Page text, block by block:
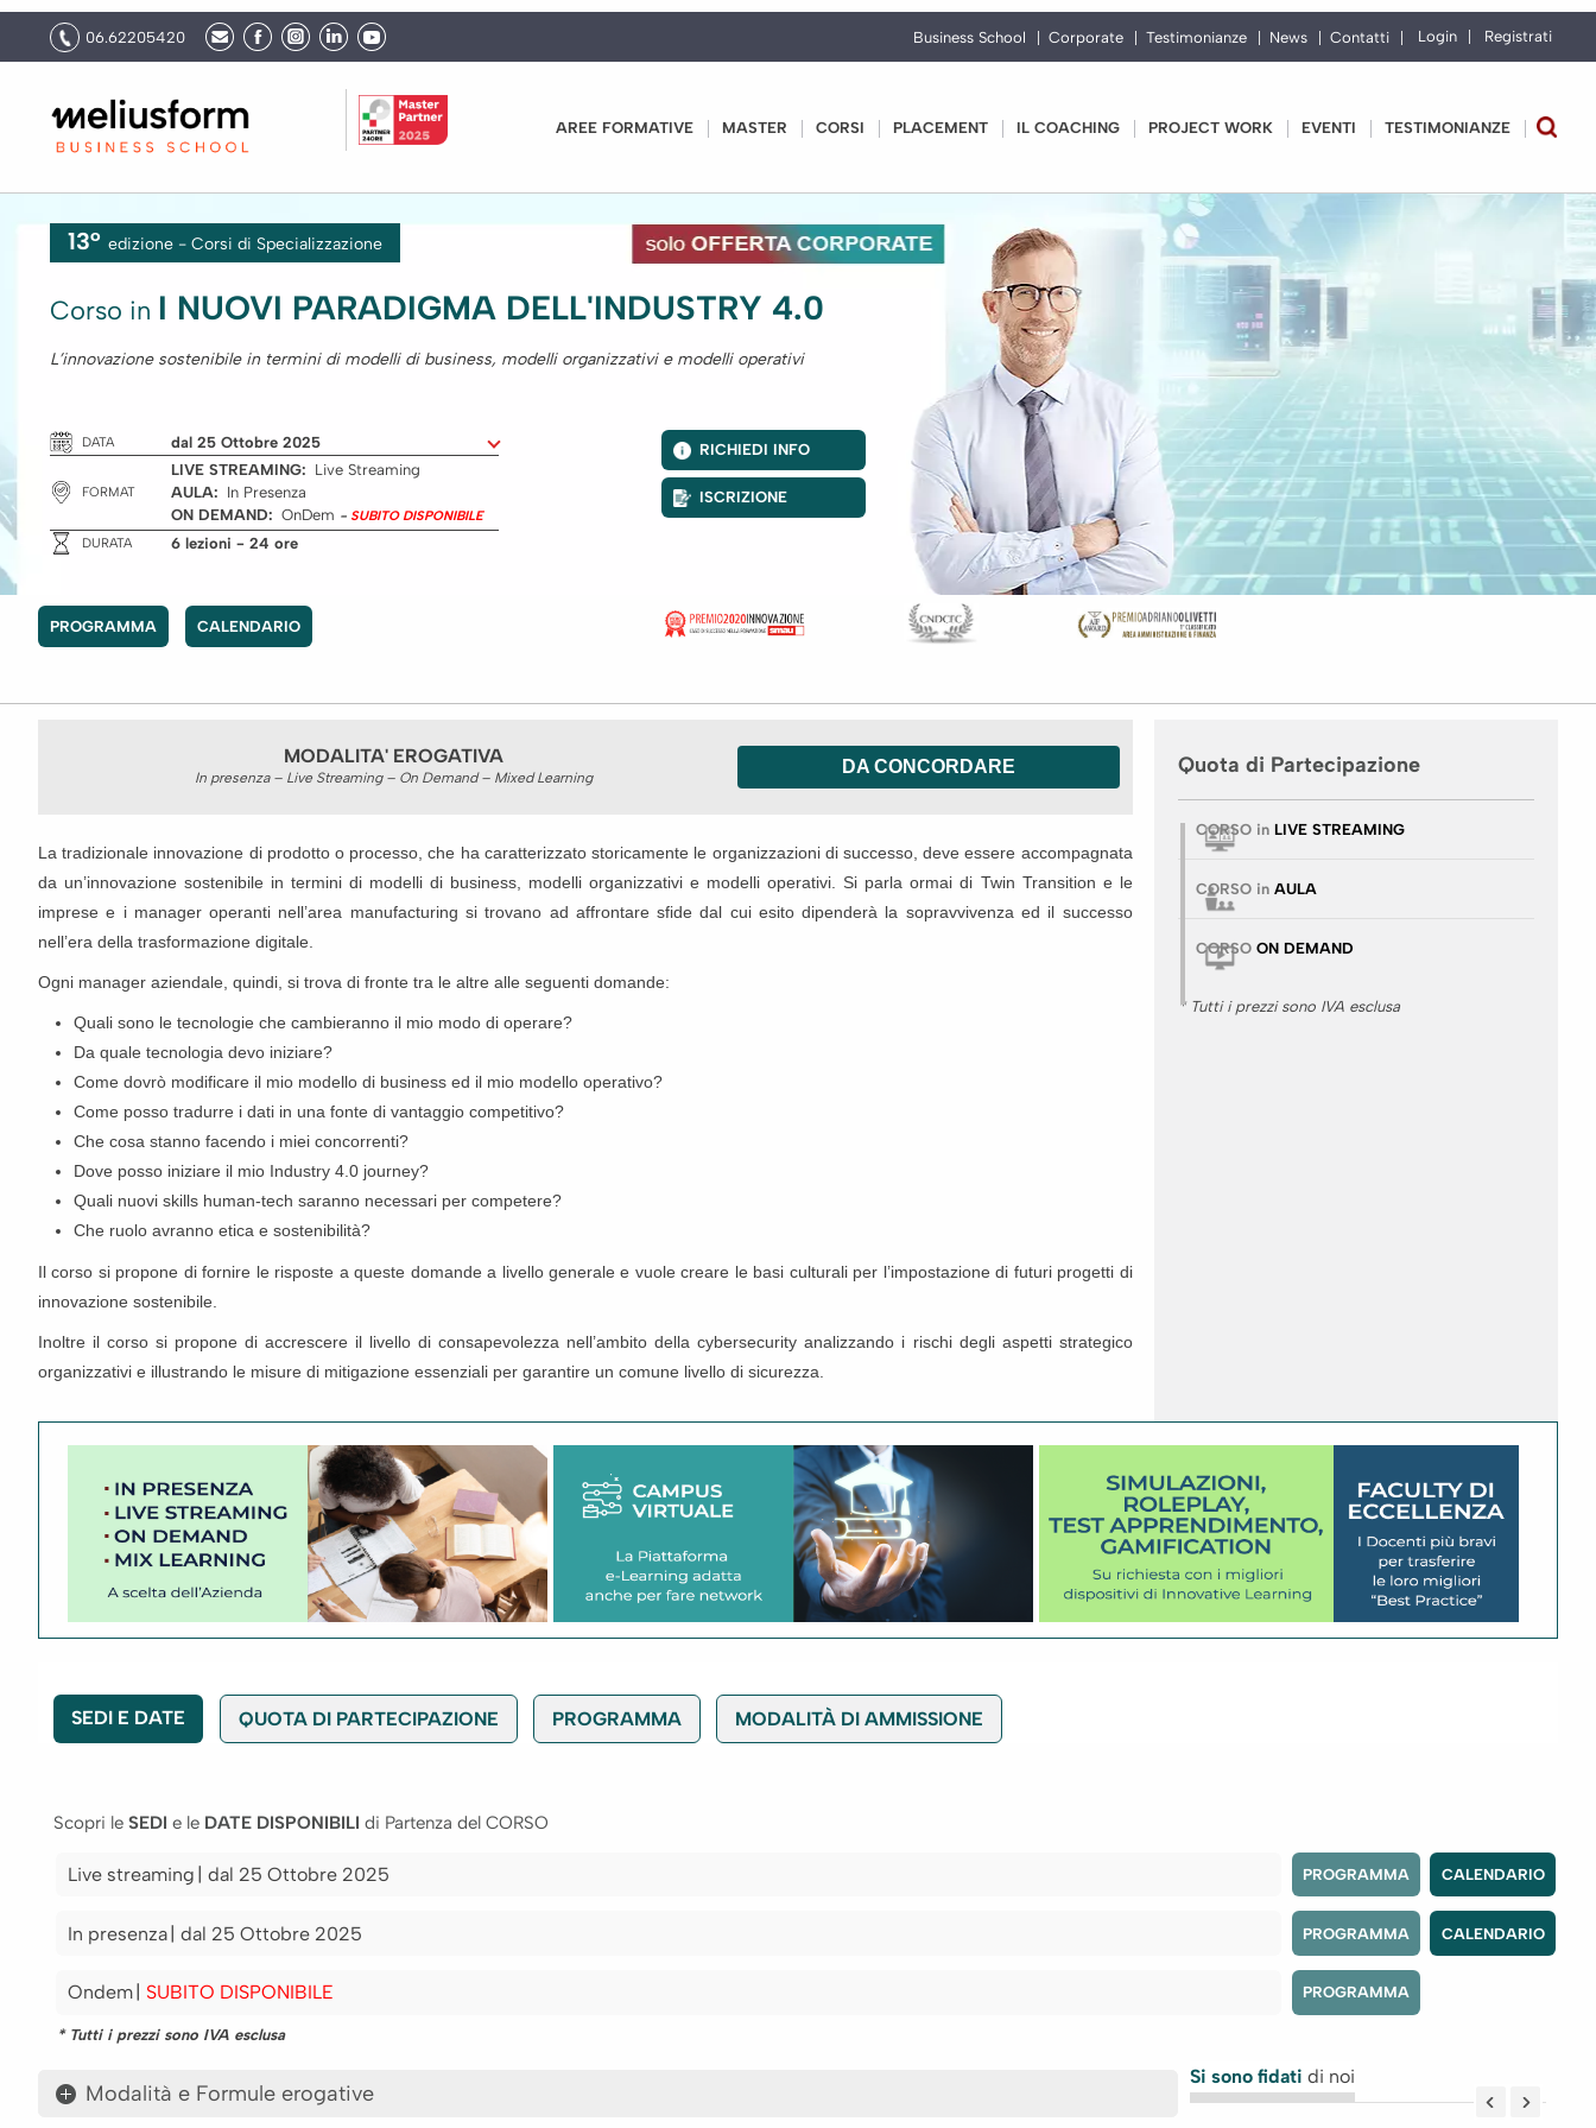
06.62205420 Business School Corporate Testimonianze News Contatti Login Registrati
AREE FORMATIVE MASTER CORSI PLACEMENT IL COACHING PROJECT WORK EVENTI TESTIMONIANZE
13° edizione - Corsi di Specializzazione
Corso in I NUOVI PARADIGMA DELL'INDUSTRY 4.0
L’innovazione sostenibile in termini di modelli di business, modelli organizzativi e modelli operativi
DATA dal 25 Ottobre 2025
FORMAT
LIVE STREAMING: Live Streaming
AULA: In Presenza
ON DEMAND: OnDem - SUBITO DISPONIBILE
DURATA
6 lezioni - 24 ore
RICHIEDI INFO
ISCRIZIONE
PROGRAMMA CALENDARIO
MODALITA' EROGATIVA
In presenza – Live Streaming – On Demand – Mixed Learning
DA CONCORDARE
La tradizionale innovazione di prodotto o processo, che ha caratterizzato storicamente le organizzazioni di successo, deve essere accompagnata
da un’innovazione sostenibile in termini di modelli di business, modelli organizzativi e modelli operativi. Si parla ormai di Twin Transition e le
imprese e i manager operanti nell’area manufacturing si trovano ad affrontare sfide dal cui esito dipenderà la sopravvivenza ed il successo
nell’era della trasformazione digitale.
Ogni manager aziendale, quindi, si trova di fronte tra le altre alle seguenti domande:
Quali sono le tecnologie che cambieranno il mio modo di operare?
Da quale tecnologia devo iniziare?
Come dovrò modificare il mio modello di business ed il mio modello operativo?
Come posso tradurre i dati in una fonte di vantaggio competitivo?
Che cosa stanno facendo i miei concorrenti?
Dove posso iniziare il mio Industry 4.0 journey?
Quali nuovi skills human-tech saranno necessari per competere?
Che ruolo avranno etica e sostenibilità?
Il corso si propone di fornire le risposte a queste domande a livello generale e vuole creare le basi culturali per l’impostazione di futuri progetti di
innovazione sostenibile.
Inoltre il corso si propone di accrescere il livello di consapevolezza nell’ambito della cybersecurity analizzando i rischi degli aspetti strategico
organizzativi e illustrando le misure di mitigazione essenziali per garantire un comune livello di sicurezza.
Quota di Partecipazione
CORSO in LIVE STREAMING
CORSO in AULA
CORSO ON DEMAND
* Tutti i prezzi sono IVA esclusa
SEDI E DATE QUOTA DI PARTECIPAZIONE PROGRAMMA MODALITÀ DI AMMISSIONE
Scopri leSEDI e le DATE DISPONIBILI di Partenza del CORSO
live streaming | dal 25 Ottobre 2025 PROGRAMMA CALENDARIO
in presenza | dal 25 Ottobre 2025 PROGRAMMA CALENDARIO
ondem SUBITO DISPONIBILE PROGRAMMA
* Tutti i prezzi sono IVA esclusa
Modalità e Formule erogative
Si sono fidati di noi